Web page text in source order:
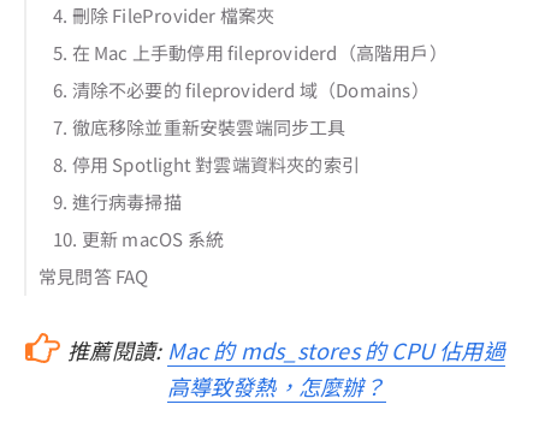
4. 刪除 FileProvider 檔案夾
5. 在 Mac 上手動停用 fileproviderd（高階用戶）
6. 清除不必要的 fileproviderd 域（Domains）
7. 徹底移除並重新安裝雲端同步工具
8. 停用 Spotlight 對雲端資料夾的索引
9. 進行病毒掃描
10. 更新 macOS 系統
常見問答 FAQ
推薦閱讀: Mac 的 mds_stores 的 CPU 佔用過
高導致發熱，怎麼辦？